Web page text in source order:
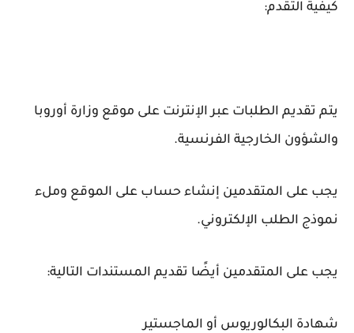
كيفية التقدم:
يتم تقديم الطلبات عبر الإنترنت على موقع وزارة أوروبا
والشؤون الخارجية الفرنسية.
يجب على المتقدمين إنشاء حساب على الموقع وملء
نموذج الطلب الإلكتروني.
يجب على المتقدمين أيضًا تقديم المستندات التالية:
شهادة البكالوريوس أو الماجستير